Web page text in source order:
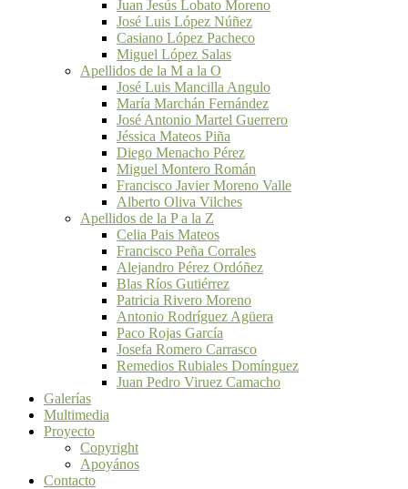
Juan Jesús Lobato Moreno
José Luis López Núñez
Casiano López Pacheco
Miguel López Salas
Apellidos de la M a la O
José Luis Mancilla Angulo
María Marchán Fernández
José Antonio Martel Guerrero
Jéssica Mateos Piña
Diego Menacho Pérez
Miguel Montero Román
Francisco Javier Moreno Valle
Alberto Oliva Vilches
Apellidos de la P a la Z
Celia Pais Mateos
Francisco Peña Corrales
Alejandro Pérez Ordóñez
Blas Ríos Gutiérrez
Patricia Rivero Moreno
Antonio Rodríguez Agüera
Paco Rojas García
Josefa Romero Carrasco
Remedios Rubiales Domínguez
Juan Pedro Viruez Camacho
Galerías
Multimedia
Proyecto
Copyright
Apoyános
Contacto